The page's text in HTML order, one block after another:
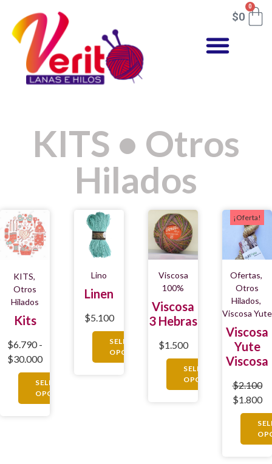
$0
0
KITS • Otros
Hilados
KITS,
Otros
Hilados
Kits
$6.790 -
$30.000
SELECCIONAR
OPCIONES
Lino
Linen
$5.100
SELECCIONAR
OPCIONES
Viscosa
100%
Viscosa
3 Hebras
$1.500
SELECCIONAR
OPCIONES
¡Oferta!
Ofertas,
Otros
Hilados,
Viscosa Yute
Viscosa
Yute
Viscosa
$2.100
$1.800